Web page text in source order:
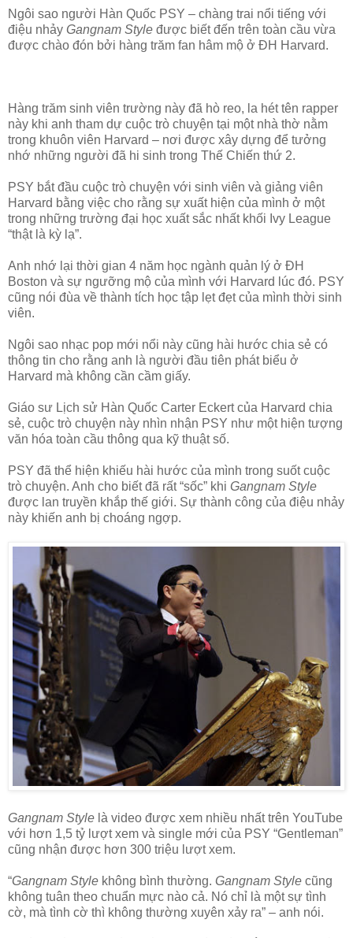
Ngôi sao người Hàn Quốc PSY – chàng trai nổi tiếng với
điệu nhảy Gangnam Style được biết đến trên toàn cầu vừa
được chào đón bởi hàng trăm fan hâm mộ ở ĐH Harvard.
Hàng trăm sinh viên trường này đã hò reo, la hét tên rapper
này khi anh tham dự cuộc trò chuyện tại một nhà thờ nằm
trong khuôn viên Harvard – nơi được xây dựng để tưởng
nhớ những người đã hi sinh trong Thế Chiến thứ 2.
PSY bắt đầu cuộc trò chuyện với sinh viên và giảng viên
Harvard bằng việc cho rằng sự xuất hiện của mình ở một
trong những trường đại học xuất sắc nhất khối Ivy League
“thật là kỳ lạ”.
Anh nhớ lại thời gian 4 năm học ngành quản lý ở ĐH
Boston và sự ngưỡng mộ của mình với Harvard lúc đó. PSY
cũng nói đùa về thành tích học tập lẹt đẹt của mình thời sinh
viên.
Ngôi sao nhạc pop mới nổi này cũng hài hước chia sẻ có
thông tin cho rằng anh là người đầu tiên phát biểu ở
Harvard mà không cần cầm giấy.
Giáo sư Lịch sử Hàn Quốc Carter Eckert của Harvard chia
sẻ, cuộc trò chuyện này nhìn nhận PSY như một hiện tượng
văn hóa toàn cầu thông qua kỹ thuật số.
PSY đã thể hiện khiếu hài hước của mình trong suốt cuộc
trò chuyện. Anh cho biết đã rất “sốc” khi Gangnam Style
được lan truyền khắp thế giới. Sự thành công của điệu nhảy
này khiến anh bị choáng ngợp.
Gangnam Style là video được xem nhiều nhất trên YouTube
với hơn 1,5 tỷ lượt xem và single mới của PSY “Gentleman”
cũng nhận được hơn 300 triệu lượt xem.
“Gangnam Style không bình thường. Gangnam Style cũng
không tuân theo chuẩn mực nào cả. Nó chỉ là một sự tình
cờ, mà tình cờ thì không thường xuyên xảy ra” – anh nói.